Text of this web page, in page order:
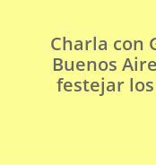
Charla con
Buenos
festejar los